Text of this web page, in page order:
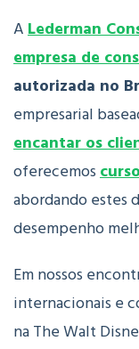
ALederman
empresa de
autorizada no
empresarial
encantar os
oferecemos
abordando estes
desempenho
Em nossos
internacionais e
na The Walt